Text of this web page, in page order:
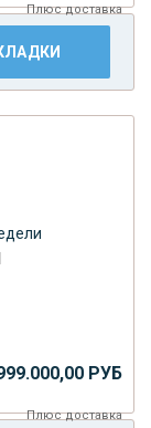
Плюсдоставка
РУБ
Плюсдоставка